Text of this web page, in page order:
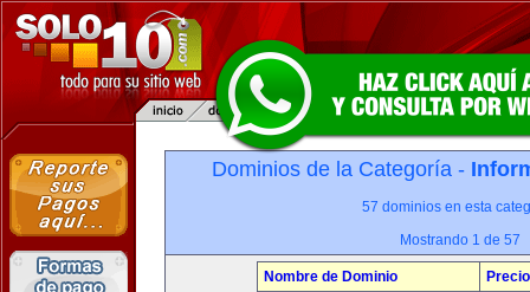
Dominios de la Categoría -
57 dominios en esta
Mostrando 1 de 57
Nombre de Dominio
Precio